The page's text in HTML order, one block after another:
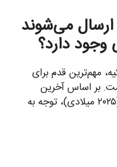
ارسال می‌شوند
دارد؟
مهم‌ترین قدم برای
بر اساس آخرین
به‌روزرسانی قوانین در سال ۱۴۰۴ (۲۰۲۵ میلادی)، توجه به